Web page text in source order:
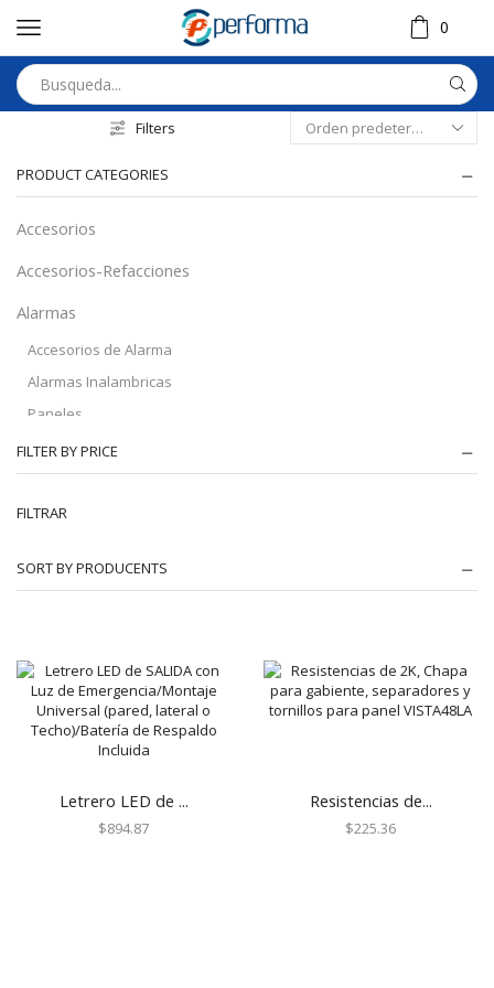
0
Filters
PRODUCT CATEGORIES
Accesorios
Accesorios-Refacciones
Alarmas
Accesorios de Alarma
Alarmas Inalambricas
Paneles
Audio
Accesorios
Estaciones de Jalón
Sirenas y Estrobos
Automatización - Casa Inteligente
Lutron
Lutron Caseta Wireless
FILTER BY PRICE
FILTRAR
SORT BY PRODUCENTS
Letrero LED de ...
$894.87
Resistencias de...
$225.36